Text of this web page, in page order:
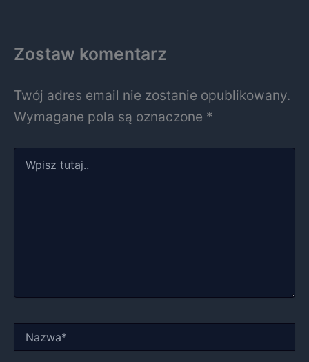
Zostaw komentarz
Twój adres email nie zostanie opublikowany.
Wymagane pola są oznaczone *
tutaj..